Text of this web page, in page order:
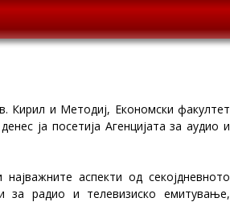
Кирил и Методиј, Економски факултет
ја посетија Агенцијата за аудио и
аспекти од секојдневното
радио и телевизиско емитување,